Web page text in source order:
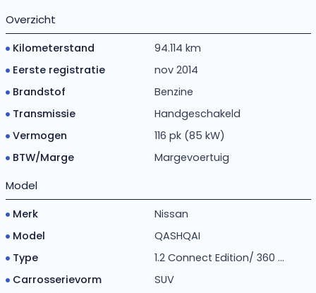
Overzicht
Kilometerstand
94.114 km
Eerste registratie
nov 2014
Brandstof
Benzine
Transmissie
Handgeschakeld
Vermogen
116 pk (85 kW)
BTW/Marge
Margevoertuig
Model
Merk
Nissan
Model
QASHQAI
Type
1.2 Connect Edition/ 360 ...
Carrosserievorm
SUV